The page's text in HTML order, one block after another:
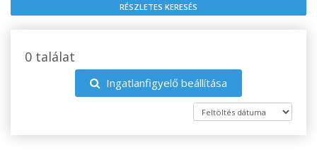
RÉSZLETES KERESÉS
0 találat
Ingatlanfigyelő beállítása